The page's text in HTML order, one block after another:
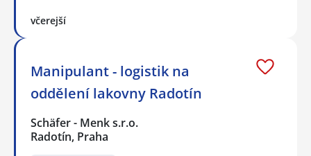
včerejší
Manipulant - logistik na
oddělení lakovny Radotín
Schäfer - Menk s.r.o.
Radotín, Praha